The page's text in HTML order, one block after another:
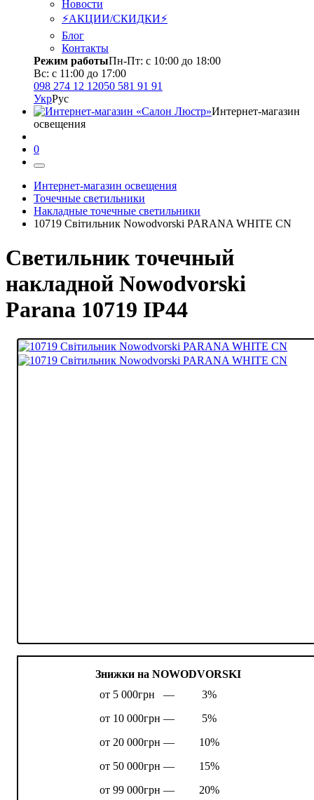
Новости
⚡АКЦИИ/СКИДКИ⚡
Блог
Контакты
Режим работыПн-Пт: с 10:00 до 18:00
Вс: с 11:00 до 17:00
098 274 12 12050 581 91 91
УкрРус
Интернет-магазин
освещения
0
Интернет-магазин освещения
Точечные светильники
Накладные точечные светильники
10719 Світильник Nowodvorski PARANA WHITE CN
Светильник точечный
накладной Nowodvorski
Parana 10719 IP44
Знижки на NOWODVORSKI
от 5 000грн —
3%
от 10 000грн —
5%
от 20 000грн —
10%
от 50 000грн —
15%
от 99 000грн —
20%